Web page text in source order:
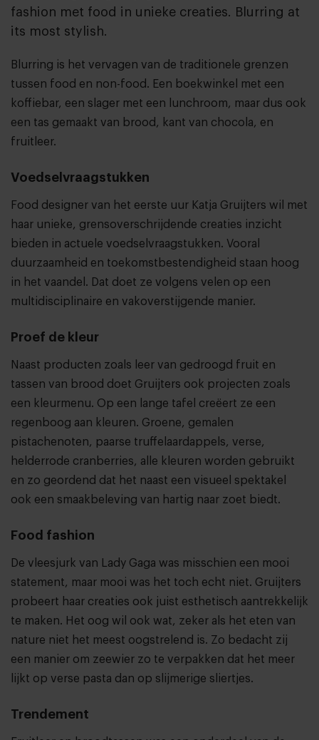
fashion met food in unieke creaties. Blurring at
its most stylish.
Blurring is het vervagen van de traditionele grenzen
tussen food en non-food. Een boekwinkel met een
koffiebar, een slager met een lunchroom, maar dus ook
een tas gemaakt van brood, kant van chocola, en
fruitleer.
Voedselvraagstukken
Food designer van het eerste uur Katja Gruijters wil met
haar unieke, grensoverschrijdende creaties inzicht
bieden in actuele voedselvraagstukken. Vooral
duurzaamheid en toekomstbestendigheid staan hoog
in het vaandel. Dat doet ze volgens velen op een
multidisciplinaire en vakoverstijgende manier.
Proef de kleur
Naast producten zoals leer van gedroogd fruit en
tassen van brood doet Gruijters ook projecten zoals
een kleurmenu. Op een lange tafel creëert ze een
regenboog aan kleuren. Groene, gemalen
pistachenoten, paarse truffelaardappels, verse,
helderrode cranberries, alle kleuren worden gebruikt
en zo geordend dat het naast een visueel spektakel
ook een smaakbeleving van hartig naar zoet biedt.
Food fashion
De vleesjurk van Lady Gaga was misschien een mooi
statement, maar mooi was het toch echt niet. Gruijters
probeert haar creaties ook juist esthetisch aantrekkelijk
te maken. Het oog wil ook wat, zeker als het eten van
nature niet het meest oogstrelend is. Zo bedacht zij
een manier om zeewier zo te verpakken dat het meer
lijkt op verse pasta dan op slijmerige sliertjes.
Trendement